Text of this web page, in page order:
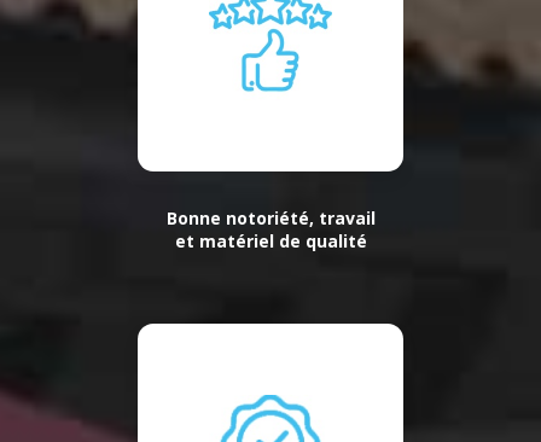
Bonne notoriété, travail
et matériel de qualité